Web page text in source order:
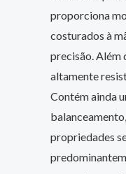
proporciona
costurados à
precisão. Além
altamente
Contém ainda
propriedades